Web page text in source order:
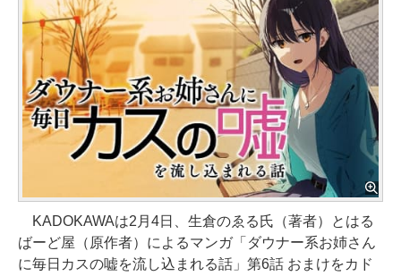
KADOKAWAは2月4日、生倉のゑる氏（著者）とはる
ばーど屋（原作者）によるマンガ「ダウナー系お姉さん
に毎日カスの嘘を流し込まれる話」第6話 おまけをカド